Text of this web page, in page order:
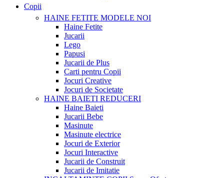
Copii
HAINE FETITE MODELE NOI
Haine Fetite
Jucarii
Lego
Papusi
Jucarii de Plus
Carti pentru Copii
Jocuri Creative
Jocuri de Societate
HAINE BAIETI REDUCERI
Haine Baieti
Jucarii Bebe
Masinute
Masinute electrice
Jocuri de Exterior
Jocuri Interactive
Jucarii de Construit
Jucarii de Imitatie